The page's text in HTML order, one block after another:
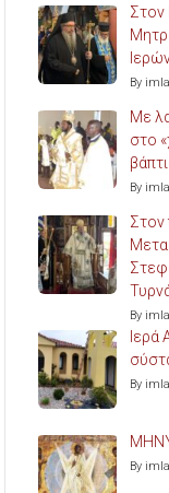
Στον
By
Με
στο
By
Στον
By
Ιερά
By
By